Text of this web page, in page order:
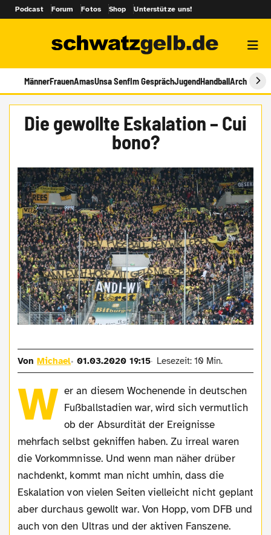
Podcast Forum Fotos Shop Unterstütze uns!
MännerFrauenAmasUnsa SenfIm GesprächJugendHandballArchiv
Die gewollte Eskalation – Cui
bono?
VonMichael 01.03.2020 19:15 Lesezeit: 10 Min.
W er an diesem Wochenende in deutschen
Fußballstadien war, wird sich vermutlich
ob der Absurdität der Ereignisse
mehrfach selbst gekniffen haben. Zu irreal waren
die Vorkommnisse. Und wenn man näher drüber
nachdenkt, kommt man nicht umhin, dass die
Eskalation von vielen Seiten vielleicht nicht geplant
aber durchaus gewollt war. Von Hopp, vom DFB und
auch von den Ultras und der aktiven Fanszene.